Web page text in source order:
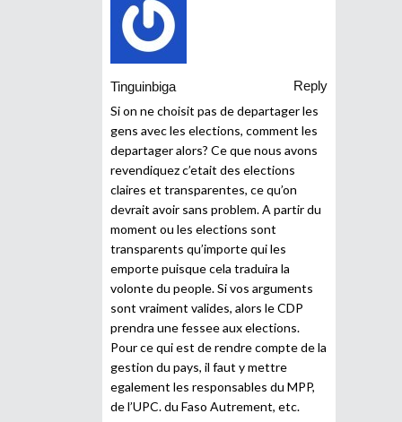
Tinguinbiga
Reply
Si on ne choisit pas de departager les
gens avec les elections, comment les
departager alors? Ce que nous avons
revendiquez c’etait des elections
claires et transparentes, ce qu’on
devrait avoir sans problem. A partir du
moment ou les elections sont
transparents qu’importe qui les
emporte puisque cela traduira la
volonte du people. Si vos arguments
sont vraiment valides, alors le CDP
prendra une fessee aux elections.
Pour ce qui est de rendre compte de la
gestion du pays, il faut y mettre
egalement les responsables du MPP,
de l’UPC. du Faso Autrement, etc.